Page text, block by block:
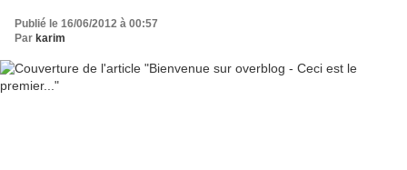
Publié le 16/06/2012 à 00:57
Par karim